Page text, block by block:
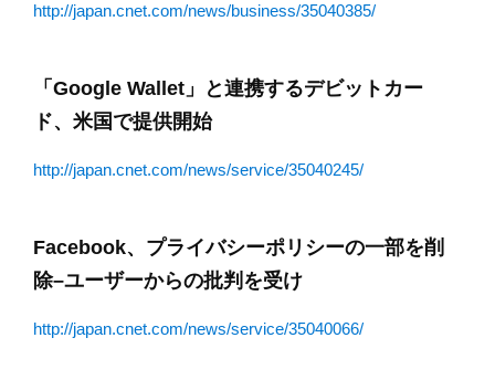
http://japan.cnet.com/news/business/35040385/
「Google Wallet」と連携するデビットカー
ド、米国で提供開始
http://japan.cnet.com/news/service/35040245/
Facebook、プライバシーポリシーの一部を削
除–ユーザーからの批判を受け
http://japan.cnet.com/news/service/35040066/